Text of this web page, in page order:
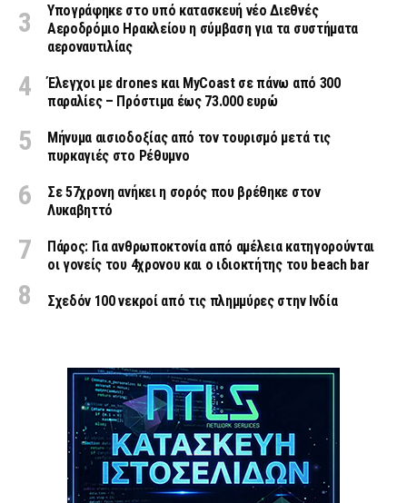
Υπογράφηκε στο υπό κατασκευή νέο Διεθνές
Αεροδρόμιο Ηρακλείου η σύμβαση για τα συστήματα
αεροναυτιλίας
Έλεγχοι με drones και MyCoast σε πάνω από 300
παραλίες – Πρόστιμα έως 73.000 ευρώ
Μήνυμα αισιοδοξίας από τον τουρισμό μετά τις
πυρκαγιές στο Ρέθυμνο
Σε 57χρονη ανήκει η σορός που βρέθηκε στον
Λυκαβηττό
Πάρος: Για ανθρωποκτονία από αμέλεια κατηγορούνται
οι γονείς του 4χρονου και ο ιδιοκτήτης του beach bar
Σχεδόν 100 νεκροί από τις πλημμύρες στην Ινδία